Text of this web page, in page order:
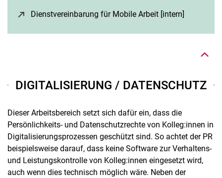
Dienstvereinbarung für Mobile Arbeit [intern] Nach oben
DIGITALISIERUNG / DATENSCHUTZ
Dieser Arbeitsbereich setzt sich dafür ein, dass die
Persönlichkeits- und Datenschutzrechte von Kolleg:innen in
Digitalisierungsprozessen geschützt sind. So achtet der PR
beispielsweise darauf, dass keine Software zur Verhaltens-
und Leistungskontrolle von Kolleg:innen eingesetzt wird,
auch wenn dies technisch möglich wäre. Neben der